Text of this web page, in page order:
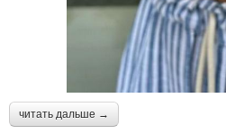
читать дальше →